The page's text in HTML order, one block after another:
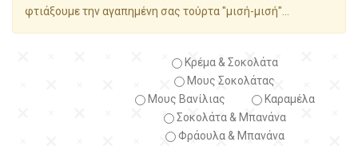
φτιάξουμε την αγαπημένη σας τούρτα "μισή-μισή"...
Κρέμα & Σοκολάτα
Μους Σοκολάτας
Μους Βανίλιας
Καραμέλα
Σοκολάτα & Μπανάνα
Φράουλα & Μπανάνα